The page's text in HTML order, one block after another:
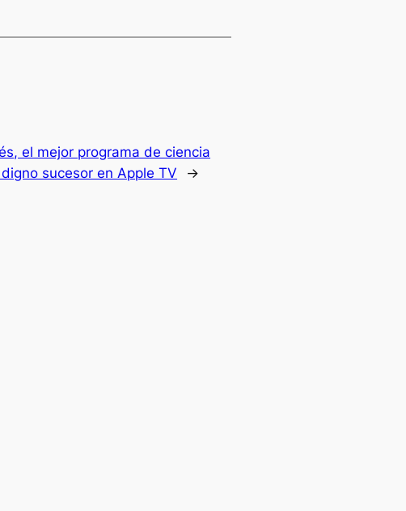
el mejor programa de ciencia
sucesor en Apple TV
→